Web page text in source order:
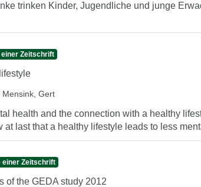
trinken Kinder, Jugendliche und junge
einer Zeitschrift
Mensink, Gert
health and the connection with a healthy
at last that a healthy lifestyle leads to less
einer Zeitschrift
of the GEDA study 2012